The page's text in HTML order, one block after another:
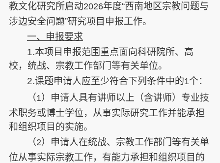
教文化研究所启动2026年度“西南地区宗教问题与
涉边安全问题”研究项目申报工作。
一、申报要求
1.本项目申报范围重点面向科研院所、高
校，统战、宗教工作部门等有关单位。
2.课题申请人应至少符合下列条件中的1个：
（1）申请人具有讲师以上（含讲师）专业技
术职务或博士学位，从事实际研究工作并能承担
和组织项目的实施。
（2）申请人在统战、宗教工作部门等有关单
位从事实际宗教工作，有能力承担和组织项目的